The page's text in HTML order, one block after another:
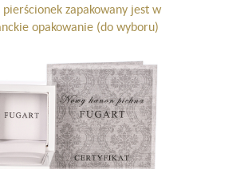
pierścionek zapakowany jest w
opakowanie (do wyboru)